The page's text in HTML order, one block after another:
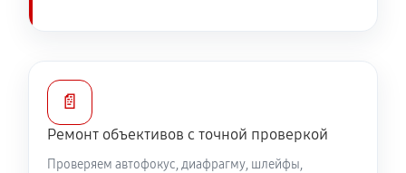
Устранение механических повреждений
Ремонт электроники объектива Canon RF 85mm
f/1.2L USM
📄
Ремонт объективов с точной проверкой
Проверяем автофокус, диафрагму, шлейфы,